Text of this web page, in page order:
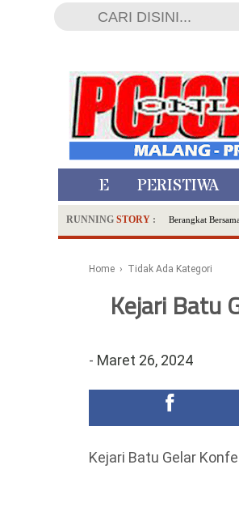
HOME PERISTIWA
RUNNING STORY : Berangkat
Dua Pelaku
Hadirkan Tujuh
RILIS RAPAT
Tugu Tirta Usung
DKD PERADI
Home › Tidak Ada Kategori
Kejari Batu
- Maret 26, 2024
Kejari Batu Gelar